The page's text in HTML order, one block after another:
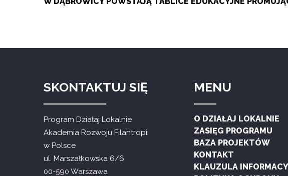
SKONTAKTUJ SIĘ
Program Działaj Lokalnie
Akademia Rozwoju Filantropii
w Polsce
ul. Marszałkowska 6/6
00-590 Warszawa
MENU
O DZIAŁAJ LOKALNIE
ZASIĘG PROGRAMU
BAZA PROJEKTÓW
KONTAKT
KLAUZULA